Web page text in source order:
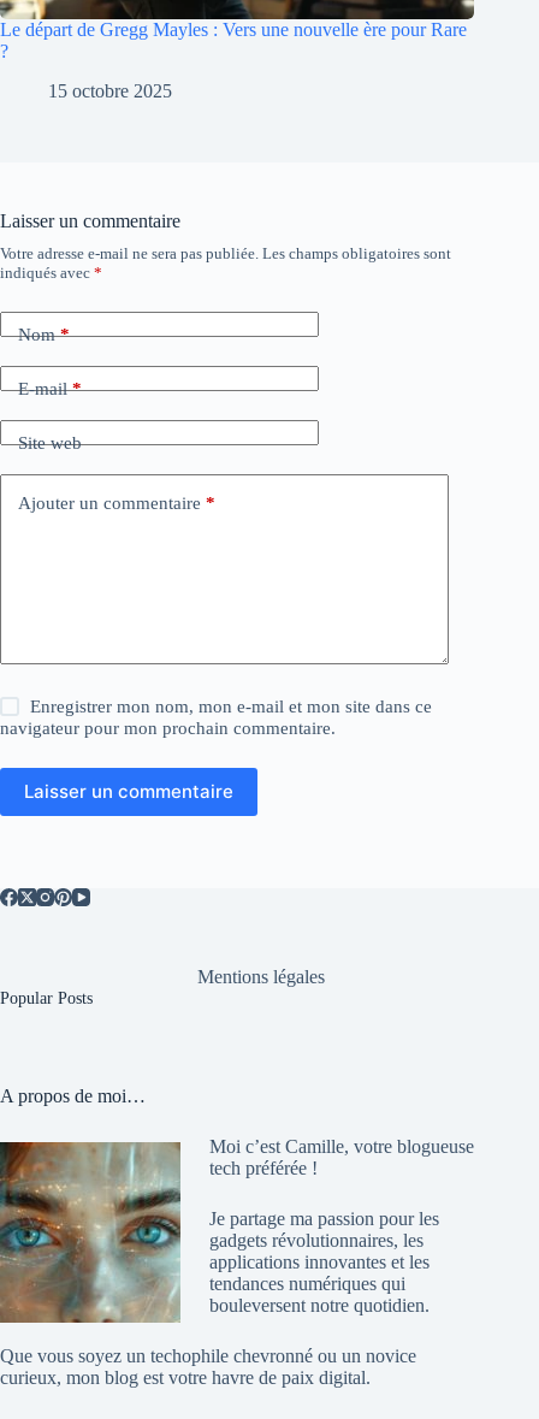
Le départ de Gregg Mayles : Vers une nouvelle ère pour Rare
?
15 octobre 2025
Laisser un commentaire
Votre adresse e-mail ne sera pas publiée. Les champs obligatoires sont
indiqués avec *
Nom*
E-mail*
Site web
Ajouter un commentaire *
Enregistrer mon nom, mon e-mail et mon site dans ce
navigateur pour mon prochain commentaire.
Laisser un commentaire
A
l
r
n
v
e
Mentions légales
Popular Posts
A propos de moi…
Moi c’est Camille, votre blogueuse
tech préférée !
Je partage ma passion pour les
gadgets révolutionnaires, les
applications innovantes et les
tendances numériques qui
bouleversent notre quotidien.
Que vous soyez un techophile chevronné ou un novice
curieux, mon blog est votre havre de paix digital.